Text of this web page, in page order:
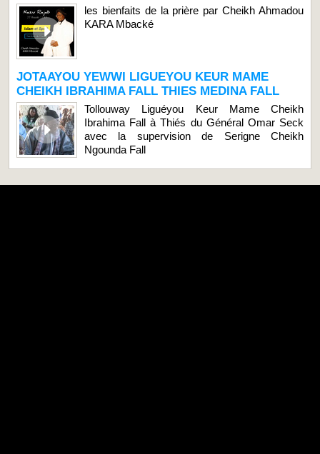
les bienfaits de la prière par Cheikh Ahmadou
KARA Mbacké
JOTAAYOU YEWWI LIGUEYOU KEUR MAME
CHEIKH IBRAHIMA FALL THIES MEDINA FALL
Tollouway Liguéyou Keur Mame Cheikh
Ibrahima Fall à Thiés du Général Omar Seck
avec la supervision de Serigne Cheikh
Ngounda Fall